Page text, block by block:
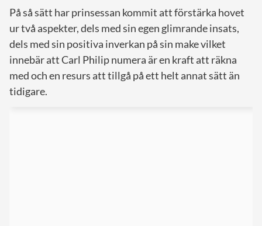
På så sätt har prinsessan kommit att förstärka hovet
ur två aspekter, dels med sin egen glimrande insats,
dels med sin positiva inverkan på sin make vilket
innebär att Carl Philip numera är en kraft att räkna
med och en resurs att tillgå på ett helt annat sätt än
tidigare.